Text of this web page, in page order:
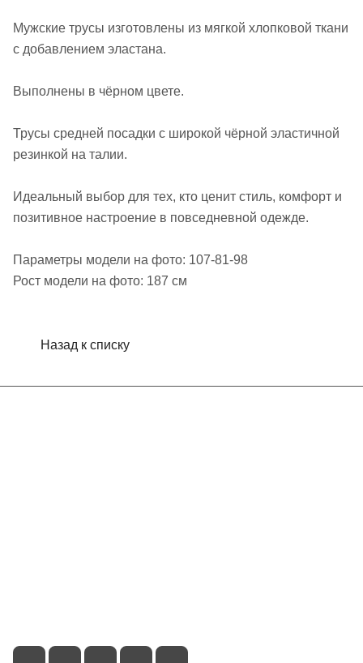
Мужские трусы изготовлены из мягкой хлопковой ткани
с добавлением эластана.
Выполнены в чёрном цвете.
Трусы средней посадки с широкой чёрной эластичной
резинкой на талии.
Идеальный выбор для тех, кто ценит стиль, комфорт и
позитивное настроение в повседневной одежде.
Параметры модели на фото: 107-81-98
Рост модели на фото: 187 см
Назад к списку